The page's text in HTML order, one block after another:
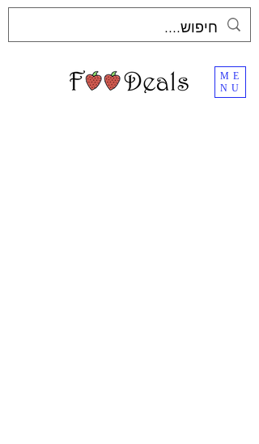
ME
NU